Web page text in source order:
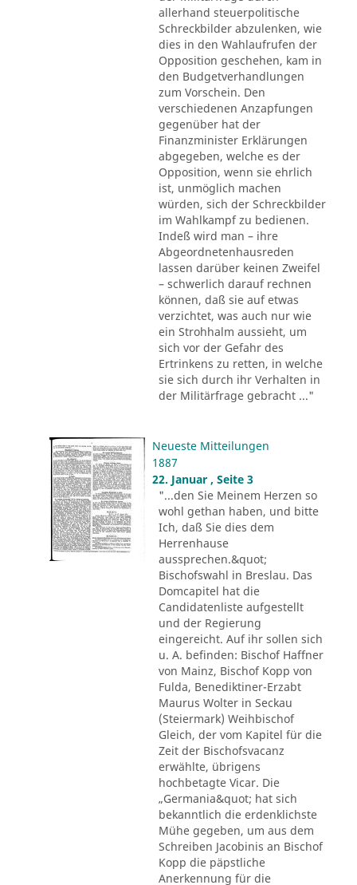
allerhand steuerpolitische
Schreckbilder abzulenken, wie
dies in den Wahlaufrufen der
Opposition geschehen, kam in
den Budgetverhandlungen
zum Vorschein. Den
verschiedenen Anzapfungen
gegenüber hat der
Finanzminister Erklärungen
abgegeben, welche es der
Opposition, wenn sie ehrlich
ist, unmöglich machen
würden, sich der Schreckbilder
im Wahlkampf zu bedienen.
Indeß wird man – ihre
Abgeordnetenhausreden
lassen darüber keinen Zweifel
– schwerlich darauf rechnen
können, daß sie auf etwas
verzichtet, was auch nur wie
ein Strohhalm aussieht, um
sich vor der Gefahr des
Ertrinkens zu retten, in welche
sie sich durch ihr Verhalten in
der Militärfrage gebracht ..."
Neueste Mitteilungen
1887
22. Januar , Seite 3
"...den Sie Meinem Herzen so
wohl gethan haben, und bitte
Ich, daß Sie dies dem
Herrenhause
aussprechen.&quot;
Bischofswahl in Breslau. Das
Domcapitel hat die
Candidatenliste aufgestellt
und der Regierung
eingereicht. Auf ihr sollen sich
u. A. befinden: Bischof Haffner
von Mainz, Bischof Kopp von
Fulda, Benediktiner-Erzabt
Maurus Wolter in Seckau
(Steiermark) Weihbischof
Gleich, der vom Kapitel für die
Zeit der Bischofsvacanz
erwählte, übrigens
hochbetagte Vicar. Die
„Germania&quot; hat sich
bekanntlich die erdenklichste
Mühe gegeben, um aus dem
Schreiben Jacobinis an Bischof
Kopp die päpstliche
Anerkennung für die